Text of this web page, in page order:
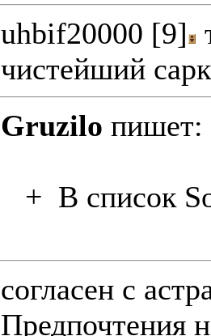
uhbif20000 [9]
чистейший
Gruzilo пишет:
+ В список
согласен с
Предпочтения